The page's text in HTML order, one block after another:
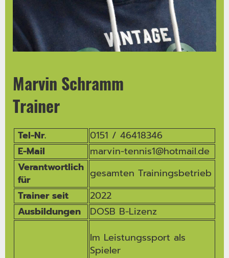
Marvin Schramm
Trainer
Tel-Nr.
0151 / 46418346
E-Mail
marvin-tennis1@hotmail.de
Verantwortlich
für
gesamten Trainingsbetrieb
Trainer seit
2022
Ausbildungen
DOSB B-Lizenz
Im Leistungssport als
Spieler